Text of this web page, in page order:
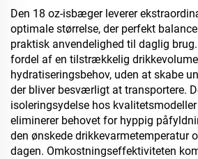
og camping
Den 18 oz-isbæger leverer
optimale størrelse, der perfekt
praktisk anvendelighed til daglig
fordel af en tilstrækkelig
hydratiseringsbehov, uden at skabe
der bliver besværligt at transportere.
isoleringsydelse hos
eliminerer behovet for hyppig
den ønskede drikkevarmetemperatur
dagen. Omkostningseffektiviteten